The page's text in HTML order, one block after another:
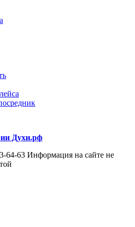
Духи.рф
64-63 Информация на сайте не